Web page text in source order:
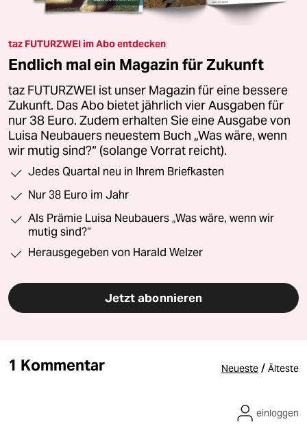
taz FUTURZWEI im Abo entdecken
Endlich mal ein Magazin für Zukunft
taz FUTURZWEI ist unser Magazin für eine bessere
Zukunft. Das Abo bietet jährlich vier Ausgaben für
nur 38 Euro. Zudem erhalten Sie eine Ausgabe von
Luisa Neubauers neuestem Buch „Was wäre, wenn
wir mutig sind?“ (solange Vorrat reicht).
Jedes Quartal neu in Ihrem Briefkasten
Nur 38 Euro im Jahr
Als Prämie Luisa Neubauers „Was wäre, wenn wir
mutig sind?“
Herausgegeben von Harald Welzer
Jetzt abonnieren
1 Kommentar Neueste / Älteste
einloggen